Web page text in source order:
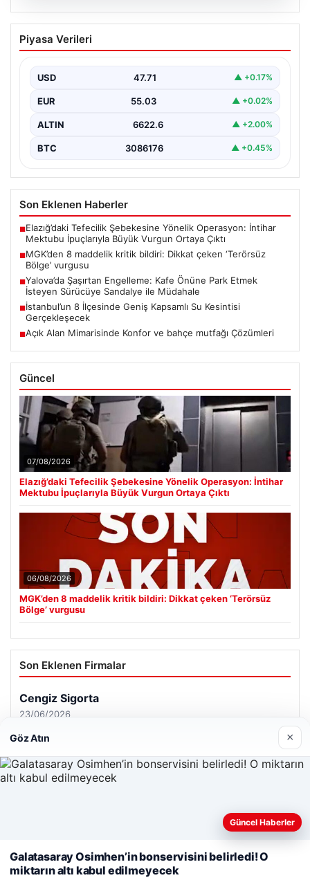
MGK’den 8 maddelik kritik bildiri: Dikkat
çeken ‘Terörsüz Bölge’ vurgusu
Piyasa Verileri
USD 47.71 ▲ +0.17%
EUR 55.03 ▲ +0.02%
ALTIN 6622.6 ▲ +2.00%
BTC 3086176 ▲ +0.45%
Son Eklenen Haberler
■Elazığ’daki Tefecilik Şebekesine Yönelik Operasyon: İntihar
Mektubu İpuçlarıyla Büyük Vurgun Ortaya Çıktı
■MGK’den 8 maddelik kritik bildiri: Dikkat çeken ‘Terörsüz
Bölge’ vurgusu
■Yalova’da Şaşırtan Engelleme: Kafe Önüne Park Etmek
İsteyen Sürücüye Sandalye ile Müdahale
■İstanbul’un 8 İlçesinde Geniş Kapsamlı Su Kesintisi
Gerçekleşecek
■Açık Alan Mimarisinde Konfor ve bahçe mutfağı Çözümleri
Güncel
07/08/2026
Elazığ’daki Tefecilik Şebekesine Yönelik Operasyon: İntihar
Mektubu İpuçlarıyla Büyük Vurgun Ortaya Çıktı
06/08/2026
MGK’den 8 maddelik kritik bildiri: Dikkat çeken ‘Terörsüz
Bölge’ vurgusu
Son Eklenen Firmalar
Cengiz Sigorta
23/06/2026
Web sitemizi nasıl kullandığınızı daha iyi anlayabilmek,
kullanıyoruz.
Çerez Politikamız
Reddet Kabul Et
Göz Atın ×
Güncel Haberler
Galatasaray Osimhen’in bonservisini belirledi! O
miktarın altı kabul edilmeyecek
Tercüme Bürosu| Malta Dil Okulu | lemagrup.com.tr
escort
escort
escort
giriş
İzle